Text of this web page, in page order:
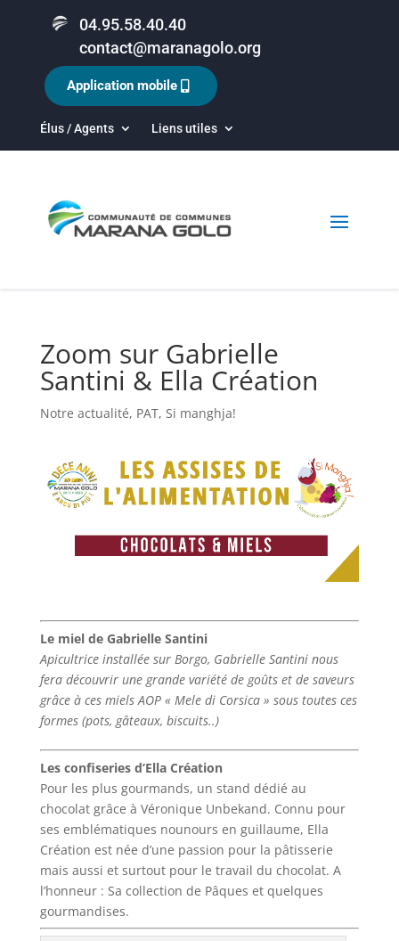
04.95.58.40.40
contact@maranagolo.org
Élus / Agents Liens utiles
Application mobile
Zoom sur Gabrielle
Santini & Ella Création
Notre actualité, PAT, Si manghja!
Le miel de Gabrielle Santini
Apicultrice installée sur Borgo, Gabrielle Santini nous
fera découvrir une grande variété de goûts et de saveurs
grâce à ces miels AOP « Mele di Corsica » sous toutes ces
formes (pots, gâteaux, biscuits..)
Les confiseries d’Ella Création
Pour les plus gourmands, un stand dédié au
chocolat grâce à Véronique Unbekand. Connu pour
ses emblématiques nounours en guillaume, Ella
Création est née d’une passion pour la pâtisserie
mais aussi et surtout pour le travail du chocolat. A
l’honneur : Sa collection de Pâques et quelques
gourmandises.